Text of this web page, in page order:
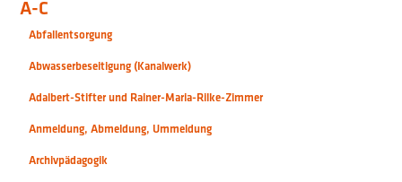
A-C
Abfallentsorgung
Abwasserbeseitigung (Kanalwerk)
Adalbert-Stifter und Rainer-Maria-Rilke-Zimmer
Anmeldung, Abmeldung, Ummeldung
Archivpädagogik